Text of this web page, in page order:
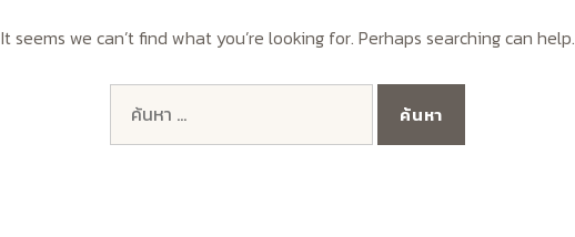
It seems we can’t find what you’re looking for. Perhaps searching can help.